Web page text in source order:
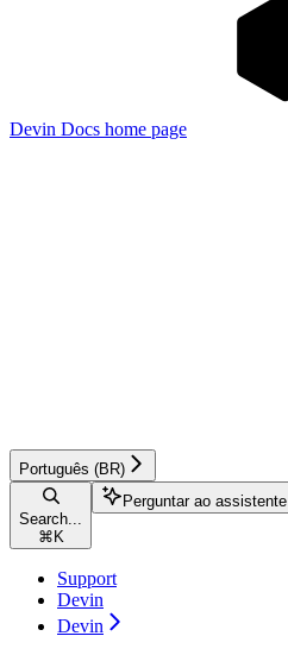
Devin Docs home page
Português (BR)
Search...
⌘ K
Perguntar ao assistente
Support
Devin
Devin